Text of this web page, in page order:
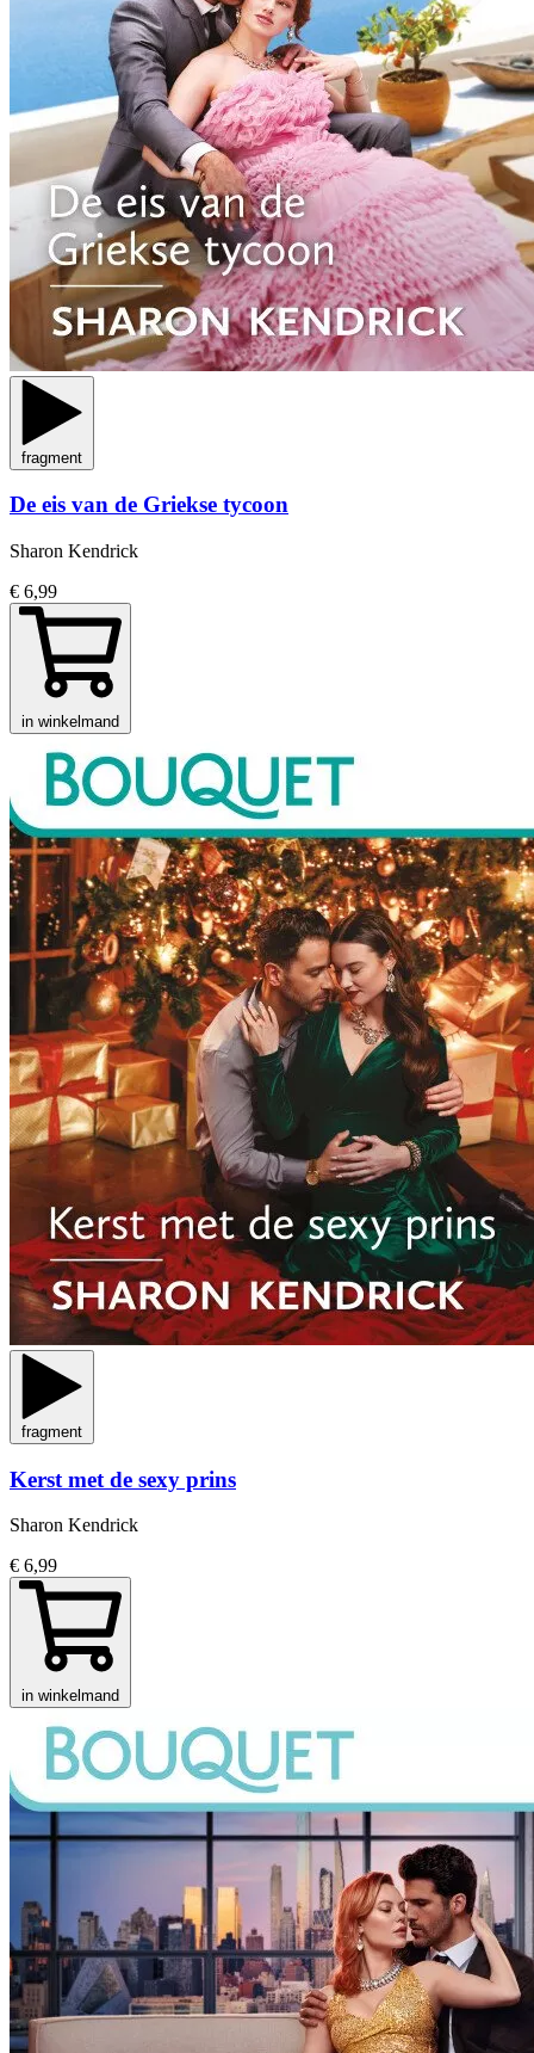
fragment
De eis van de Griekse tycoon
Sharon Kendrick
€ 6,99
in winkelmand
fragment
Kerst met de sexy prins
Sharon Kendrick
€ 6,99
in winkelmand